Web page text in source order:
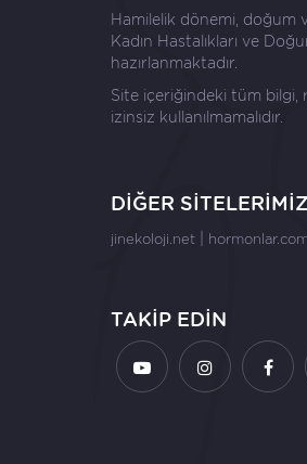
Hamilelik dönemi, doğum
Kadın Hastalıkları ve
hazırlanmaktadır.
Site içeriğindeki tüm bilgi,
izinsiz kullanılmamalıdır.
DİĞER SİTELERİMİZ
jinekoloji.net
TAKİP EDİN